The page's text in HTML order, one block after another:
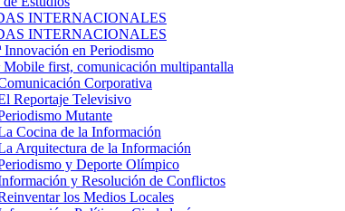
INTERNACIONALES
INTERNACIONALES
Innovación en Periodismo
Mobile first, comunicación multipantalla
Corporativa
Reportaje Televisivo
Mutante
Cocina de la Información
Arquitectura de la Información
y Deporte Olímpico
y Resolución de Conflictos
los Medios Locales